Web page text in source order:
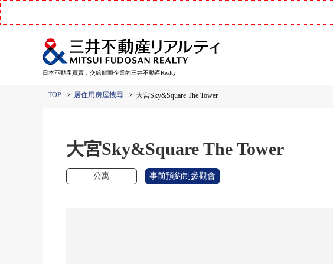
日本不動產買賣，交給龍頭企業的三井不動產Realty
TOP 居住用房屋搜尋 大宮Sky&Square The Tower
大宮Sky&Square The Tower
公寓 事前預約制參觀會